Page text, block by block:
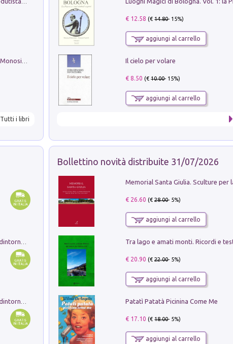
Tutti i libri
€ 12.58 (€14.80- 15%)
aggiungi al carrello
Il cielo per volare
€ 8.50 (€10.00- 15%)
aggiungi al carrello
Bollettino novità distribuite 31/07/2026
€ 26.60 (€28.00- 5%)
aggiungi al carrello
€ 20.90 (€22.00- 5%)
aggiungi al carrello
Patatì Patatà Picinina Come Me
€ 17.10 (€18.00- 5%)
aggiungi al carrello